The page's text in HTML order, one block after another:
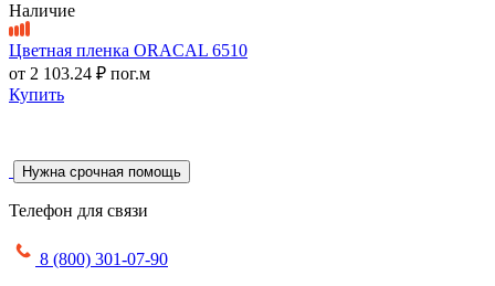
Наличие
Цветная пленка ORACAL 6510
от 2 103.24 ₽ пог.м
Купить
Нужна срочная помощь
Телефон для связи
8 (800) 301-07-90